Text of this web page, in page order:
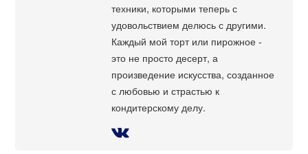
техники, которыми теперь с
удовольствием делюсь с другими.
Каждый мой торт или пирожное -
это не просто десерт, а
произведение искусства, созданное
с любовью и страстью к
кондитерскому делу.